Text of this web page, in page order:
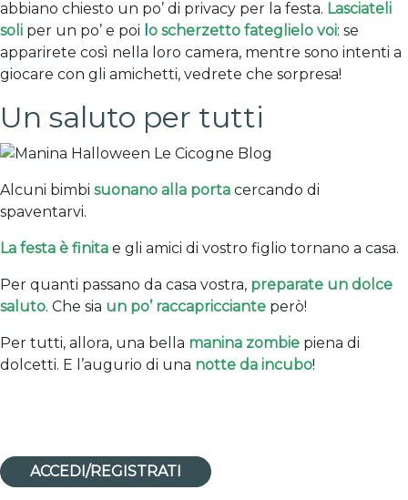
abbiano chiesto un po’ di privacy per la festa. Lasciateli
soli per un po’ e poi o scherzetto fateglielo voi: se
apparirete così nella loro camera, mentre sono intenti a
giocare con gli amichetti, vedrete che sorpresa!
Un saluto per tutti
Alcuni bimbi suonano alla porta cercando di
spaventarvi.
La festa è finita e gli amici di vostro figlio tornano a casa.
Per quanti passano da casa vostra, preparate un dolce
saluto. Che sia un po’ raccapricciante però!
Per tutti, allora, una bella manina zombie piena di
dolcetti. E l’augurio di una notte da incubo!
ACCEDI/REGISTRATI